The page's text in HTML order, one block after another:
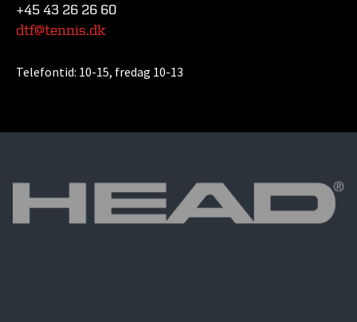
+45 43 26 26 60
dtf@tennis.dk
Telefontid: 10-15, fredag 10-13